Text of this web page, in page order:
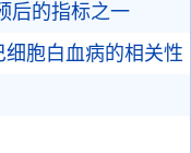
后的指标之一
胞白血病的相关性